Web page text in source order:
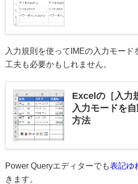
入力規則を使ってIMEの入力モー
工夫も必要かもしれません。
Excelの［入力
入力モードを
方法
Power Queryエディターでも表記ゆ
きます。